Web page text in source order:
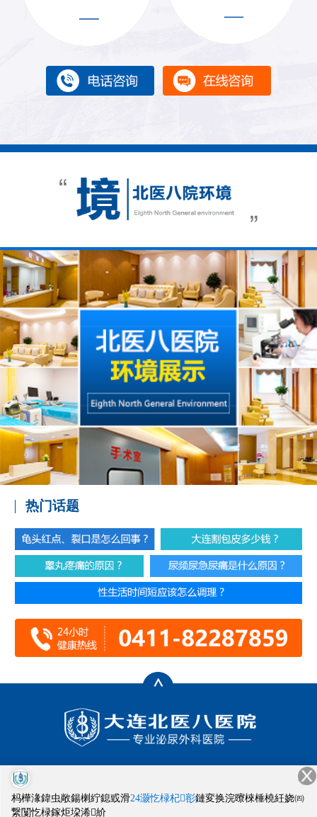
热门话题
医院地址：大连市西岗区畅通街1号
杩樺湪鍏虫敞鍚楋紵鎴戜滑24灏忔椂杞彮鏈変换浣曢棶棰橈紝娆㈣
繋闅忔椂鎵炬垜浠紒